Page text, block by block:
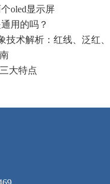
oled显示屏
用的吗？
技术解析：红线、泛红
大特点